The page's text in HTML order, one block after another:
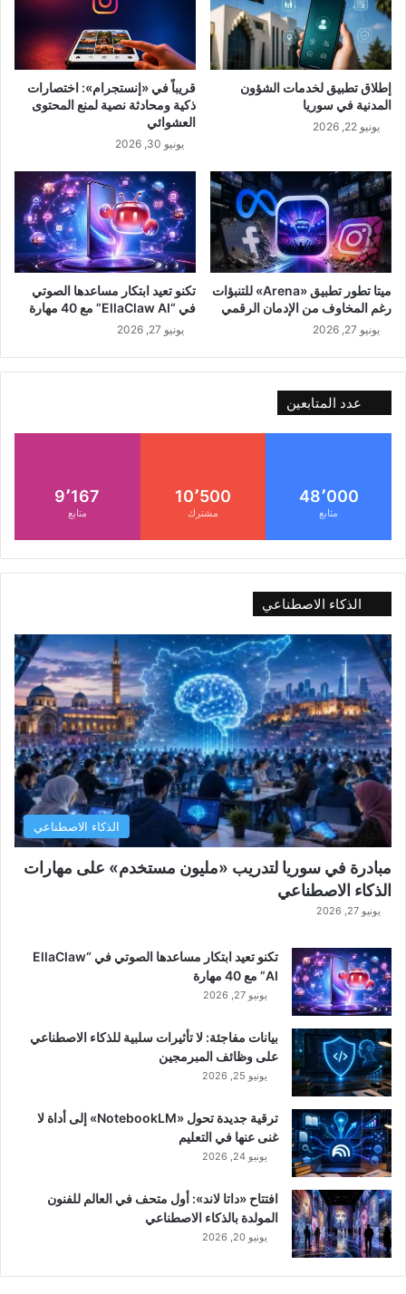
إطلاق تطبيق لخدمات الشؤون
المدنية في سوريا
يونيو 22, 2026
قريباً في «إنستجرام»: اختصارات
ذكية ومحادثة نصية لمنع المحتوى
العشوائي
يونيو 30, 2026
ميتا تطور تطبيق «Arena» للتنبؤات
رغم المخاوف من الإدمان الرقمي
يونيو 27, 2026
تكنو تعيد ابتكار مساعدها الصوتي
في “EllaClaw AI” مع 40 مهارة
يونيو 27, 2026
عدد المتابعين
48٬000
متابع
10٬500
مشترك
9٬167
متابع
الذكاء الاصطناعي
الذكاء الاصطناعي
مبادرة في سوريا لتدريب «مليون مستخدم» على مهارات
الذكاء الاصطناعي
يونيو 27, 2026
تكنو تعيد ابتكار مساعدها الصوتي في “EllaClaw
AI” مع 40 مهارة
يونيو 27, 2026
بيانات مفاجئة: لا تأثيرات سلبية للذكاء الاصطناعي
على وظائف المبرمجين
يونيو 25, 2026
ترقية جديدة تحول «NotebookLM» إلى أداة لا
غنى عنها في التعليم
يونيو 24, 2026
افتتاح «داتا لاند»: أول متحف في العالم للفنون
المولدة بالذكاء الاصطناعي
يونيو 20, 2026